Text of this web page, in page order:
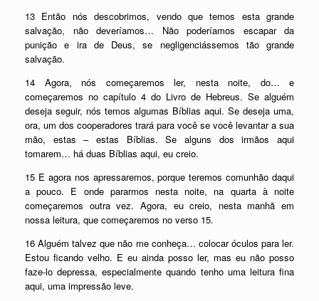
13 Então nós descobrimos, vendo que temos esta grande
salvação, não deveríamos… Não poderíamos escapar da
punição e ira de Deus, se negligenciássemos tão grande
salvação.
14 Agora, nós começaremos ler, nesta noite, do… e
começaremos no capítulo 4 do Livro de Hebreus. Se alguém
deseja seguir, nós temos algumas Bíblias aqui. Se deseja uma,
ora, um dos cooperadores trará para você se você levantar a sua
mão, estas – estas Bíblias. Se alguns dos irmãos aqui
tomarem… há duas Bíblias aqui, eu creio.
15 E agora nos apressaremos, porque teremos comunhão daqui
a pouco. E onde pararmos nesta noite, na quarta à noite
começaremos outra vez. Agora, eu creio, nesta manhã em
nossa leitura, que começaremos no verso 15.
16 Alguém talvez que não me conheça… colocar óculos para ler.
Estou ficando velho. E eu ainda posso ler, mas eu não posso
faze-lo depressa, especialmente quando tenho uma leitura fina
aqui, uma impressão leve.